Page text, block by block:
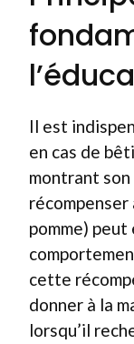
Il est
en cas de
montrant
pomme)
cette
donner à la
lorsqu’il